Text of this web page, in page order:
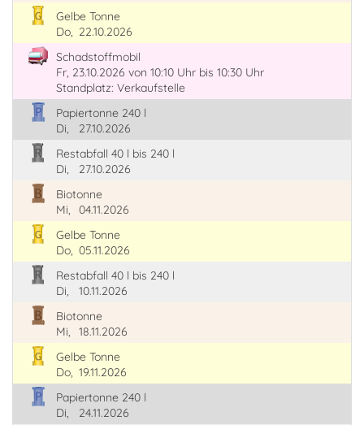
Gelbe Tonne
Do, 22.10.2026
Schadstoffmobil
Fr, 23.10.2026 von 10:10 Uhr bis 10:30 Uhr
Standplatz: Verkaufstelle
Papiertonne 240 l
Di,
27.10.2026
Restabfall 40 l bis 240 l
Di,
27.10.2026
Biotonne
Mi,
04.11.2026
Gelbe Tonne
Do, 05.11.2026
Restabfall 40 l bis 240 l
Di,
10.11.2026
Biotonne
Mi,
18.11.2026
Gelbe Tonne
Do, 19.11.2026
Papiertonne 240 l
Di,
24.11.2026